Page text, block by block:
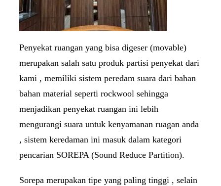
Penyekat ruangan yang bisa digeser (movable)
merupakan salah satu produk partisi penyekat dari
kami , memiliki sistem peredam suara dari bahan
bahan material seperti rockwool sehingga
menjadikan penyekat ruangan ini lebih
mengurangi suara untuk kenyamanan ruagan anda
, sistem keredaman ini masuk dalam kategori
pencarian SOREPA (Sound Reduce Partition).
Sorepa merupakan tipe yang paling tinggi , selain